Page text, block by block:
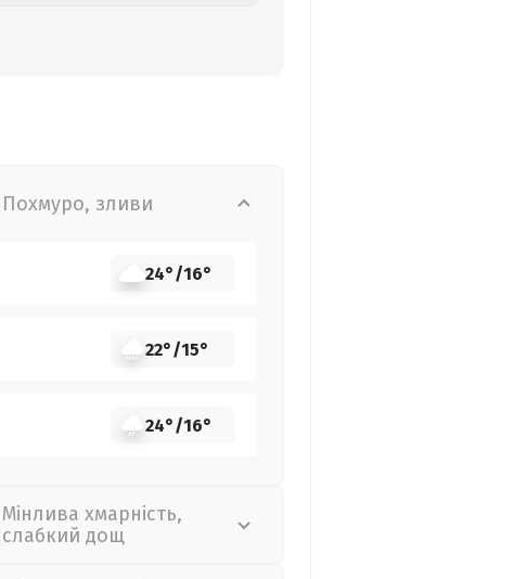
Похмуро, зливи
24°/16°
22°/15°
24°/16°
Мінлива хмарність,
слабкий дощ